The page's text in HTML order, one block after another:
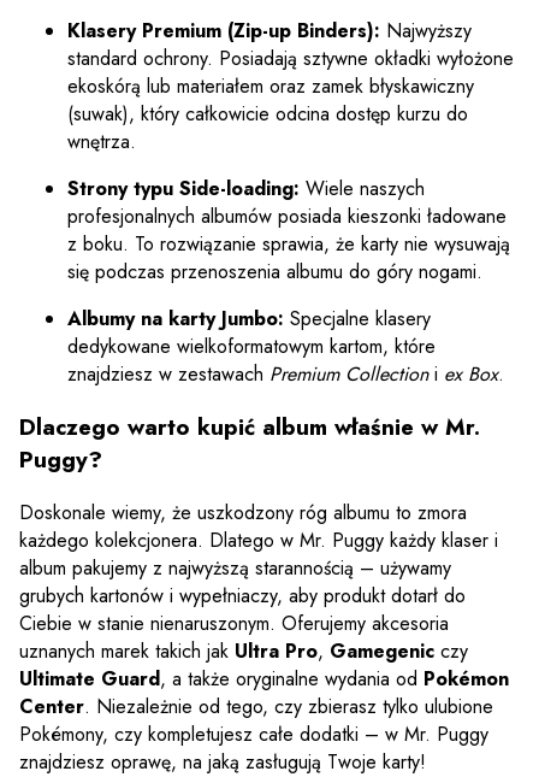
Klasery Premium (Zip-up Binders): Najwyższy
standard ochrony. Posiadają sztywne okładki wyłożone
ekoskórą lub materiałem oraz zamek błyskawiczny
(suwak), który całkowicie odcina dostęp kurzu do
wnętrza.
Strony typu Side-loading: Wiele naszych
profesjonalnych albumów posiada kieszonki ładowane
z boku. To rozwiązanie sprawia, że karty nie wysuwają
się podczas przenoszenia albumu do góry nogami.
Albumy na karty Jumbo: Specjalne klasery
dedykowane wielkoformatowym kartom, które
znajdziesz w zestawach Premium Collectioni ex Box.
Dlaczego warto kupić album właśnie w Mr.
Puggy?
Doskonale wiemy, że uszkodzony róg albumu to zmora
każdego kolekcjonera. Dlatego w Mr. Puggy każdy klaser i
album pakujemy z najwyższą starannością – używamy
grubych kartonów i wypełniaczy, aby produkt dotarł do
Ciebie w stanie nienaruszonym. Oferujemy akcesoria
uznanych marek takich jak Ultra Pro, Gamegenic czy
Ultimate Guard, a także oryginalne wydania od Pokémon
Center. Niezależnie od tego, czy zbierasz tylko ulubione
Pokémony, czy kompletujesz całe dodatki – w Mr. Puggy
znajdziesz oprawę, na jaką zasługują Twoje karty!